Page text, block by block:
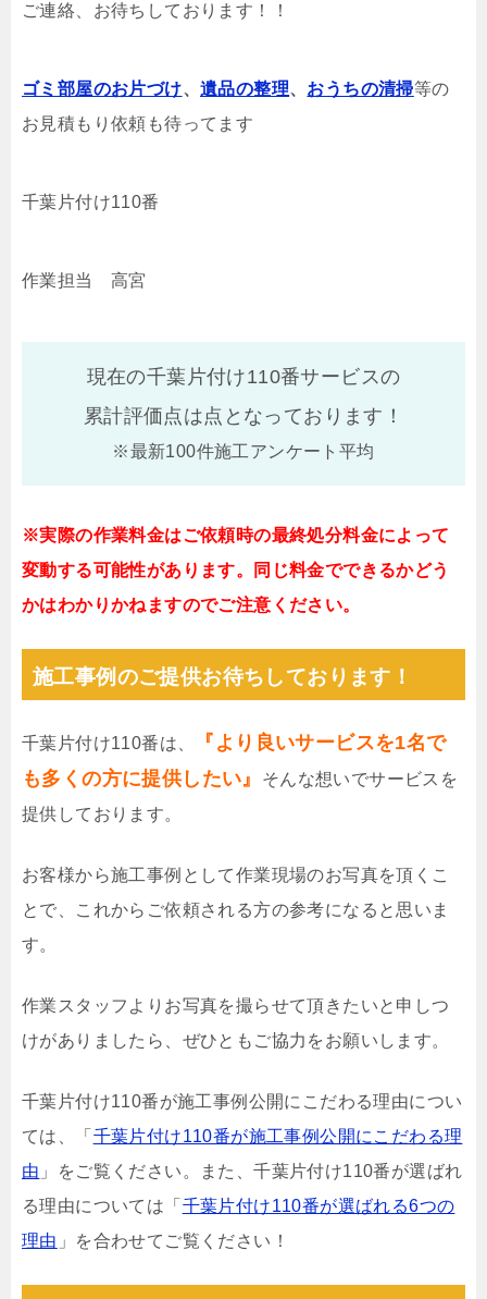
ご連絡、お待ちしております！！
ゴミ部屋のお片づけ、遺品の整理、 おうちの清掃等の
お見積もり依頼も待ってます
千葉片付け110番
作業担当 高宮
現在の千葉片付け110番サービスの
累計評価点は点となっております！
※最新100件施工アンケート平均
※実際の作業料金はご依頼時の最終処分料金によって
変動する可能性があります。同じ料金でできるかどう
かはわかりかねますのでご注意ください。
施工事例のご提供お待ちしております！
千葉片付け110番は、
『より良いサービスを1名で
も多くの方に提供したい』
そんな想いでサービスを
提供しております。
お客様から施工事例として作業現場のお写真を頂くこ
とで、これからご依頼される方の参考になると思いま
す。
作業スタッフよりお写真を撮らせて頂きたいと申しつ
けがありましたら、ぜひともご協力をお願いします。
千葉片付け110番が施工事例公開にこだわる理由につい
ては、「 千葉片付け110番が施工事例公開にこだわる理
由 」をご覧ください。また、千葉片付け110番が選ばれ
る理由については「 千葉片付け110番が選ばれる6つの
理由 」を合わせてご覧ください！